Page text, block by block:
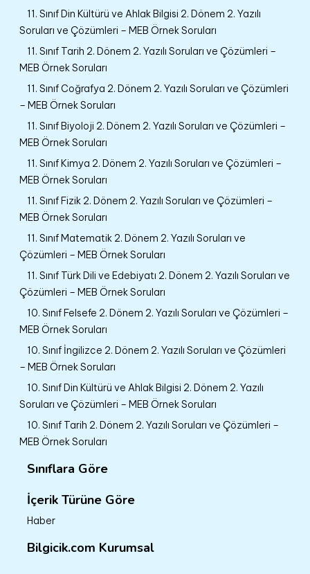
11. Sınıf Din Kültürü ve Ahlak Bilgisi 2. Dönem 2. Yazılı
Soruları ve Çözümleri – MEB Örnek Soruları
11. Sınıf Tarih 2. Dönem 2. Yazılı Soruları ve Çözümleri –
MEB Örnek Soruları
11. Sınıf Coğrafya 2. Dönem 2. Yazılı Soruları ve Çözümleri
– MEB Örnek Soruları
11. Sınıf Biyoloji 2. Dönem 2. Yazılı Soruları ve Çözümleri –
MEB Örnek Soruları
11. Sınıf Kimya 2. Dönem 2. Yazılı Soruları ve Çözümleri –
MEB Örnek Soruları
11. Sınıf Fizik 2. Dönem 2. Yazılı Soruları ve Çözümleri –
MEB Örnek Soruları
11. Sınıf Matematik 2. Dönem 2. Yazılı Soruları ve
Çözümleri – MEB Örnek Soruları
11. Sınıf Türk Dili ve Edebiyatı 2. Dönem 2. Yazılı Soruları ve
Çözümleri – MEB Örnek Soruları
10. Sınıf Felsefe 2. Dönem 2. Yazılı Soruları ve Çözümleri –
MEB Örnek Soruları
10. Sınıf İngilizce 2. Dönem 2. Yazılı Soruları ve Çözümleri
– MEB Örnek Soruları
10. Sınıf Din Kültürü ve Ahlak Bilgisi 2. Dönem 2. Yazılı
Soruları ve Çözümleri – MEB Örnek Soruları
10. Sınıf Tarih 2. Dönem 2. Yazılı Soruları ve Çözümleri –
MEB Örnek Soruları
Sınıflara Göre
İçerik Türüne Göre
Haber
Bilgicik.com Kurumsal